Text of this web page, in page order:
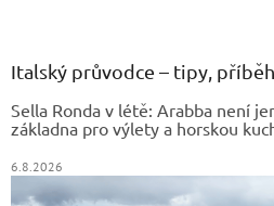
Italský průvodce – tipy,
Sella Ronda v létě: Arabba není
základna pro výlety a horskou
6.8.2026